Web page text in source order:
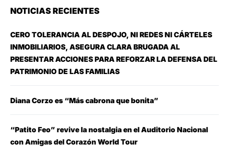
NOTICIAS RECIENTES
CERO TOLERANCIA AL DESPOJO, NI REDES NI CÁRTELES
INMOBILIARIOS, ASEGURA CLARA BRUGADA AL
PRESENTAR ACCIONES PARA REFORZAR LA DEFENSA DEL
PATRIMONIO DE LAS FAMILIAS
Diana Corzo es “Más cabrona que bonita”
“Patito Feo” revive la nostalgia en el Auditorio Nacional
con Amigas del Corazón World Tour